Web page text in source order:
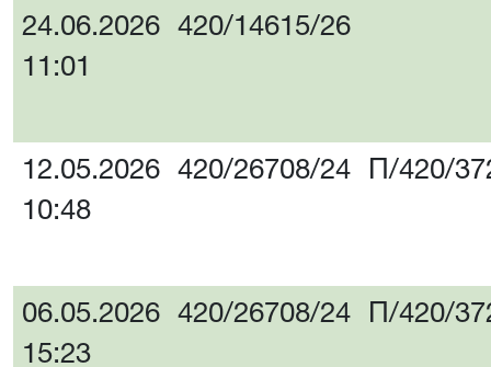
24.06.2026
11:01
420/14615/26
12.05.2026
10:48
420/26708/24 П/420/
06.05.2026
15:23
420/26708/24 П/420/